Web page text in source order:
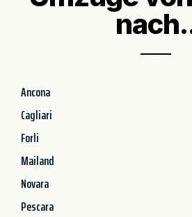
Ancona
Cagliari
Forli
Mailand
Novara
Pescara